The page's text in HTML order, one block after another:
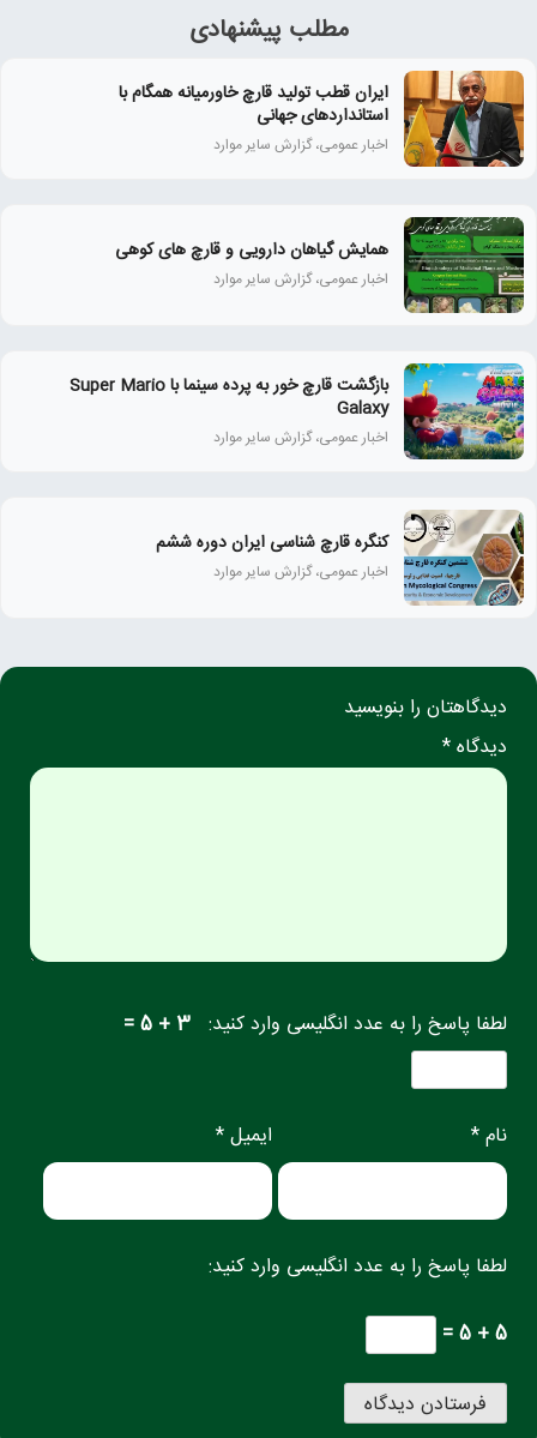
مطلب پیشنهادی
ایران قطب تولید قارچ خاورمیانه همگام با
استانداردهای جهانی
اخبار عمومی، گزارش سایر موارد
همايش گياهان دارويی و قارچ‌ های كوهی
اخبار عمومی، گزارش سایر موارد
بازگشت قارچ خور به پرده سینما با Super Mario
Galaxy
اخبار عمومی، گزارش سایر موارد
کنگره قارچ شناسی ایران دوره ششم
اخبار عمومی، گزارش سایر موارد
دیدگاهتان را بنویسید
دیدگاه *
لطفا پاسخ را به عدد انگلیسی وارد کنید: 3 + 5 =
نام * ایمیل *
لطفا پاسخ را به عدد انگلیسی وارد کنید:
5 + 5 =